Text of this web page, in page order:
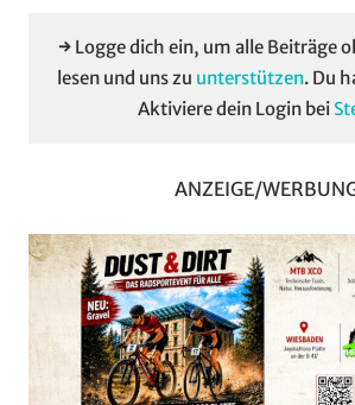
→ Logge dich ein, um alle Beiträge
lesen und uns zu unterstützen. Du
Aktiviere dein Login bei
ANZEIGE/